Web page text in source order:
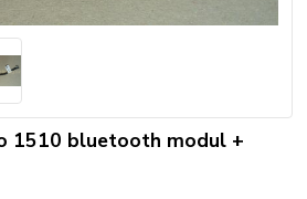
1510 bluetooth modul +